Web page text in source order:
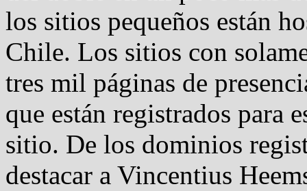
los sitios pequeños están
Chile. Los sitios con
tres mil páginas de
que están registrados para
sitio. De los dominios
destacar a Vincentius